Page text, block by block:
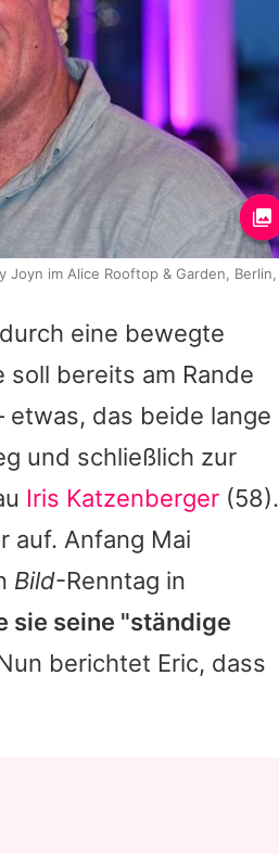
eine bewegte
bereits am Rande
etwas, das beide lange
und schließlich zur
Iris Katzenberger (58).
auf. Anfang Mai
Bild-Renntag in
sie seine "ständige
berichtet Eric, dass
im Alice Rooftop & Garden, Berlin,